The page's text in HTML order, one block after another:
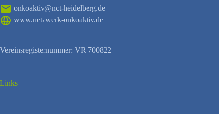
onkoaktiv@nct-heidelberg.de
www.netzwerk-onkoaktiv.de
Vereinsregisternummer: VR 700822
Links